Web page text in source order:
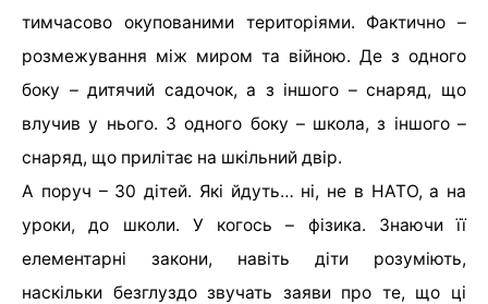
тимчасово окупованими територіями. Фактично –
розмежування між миром та війною. Де з одного
боку – дитячий садочок, а з іншого – снаряд, що
влучив у нього. З одного боку – школа, з іншого –
снаряд, що прилітає на шкільний двір.
А поруч – 30 дітей. Які йдуть… ні, не в НАТО, а на
уроки, до школи. У когось – фізика. Знаючи її
елементарні закони, навіть діти розуміють,
наскільки безглуздо звучать заяви про те, що ці